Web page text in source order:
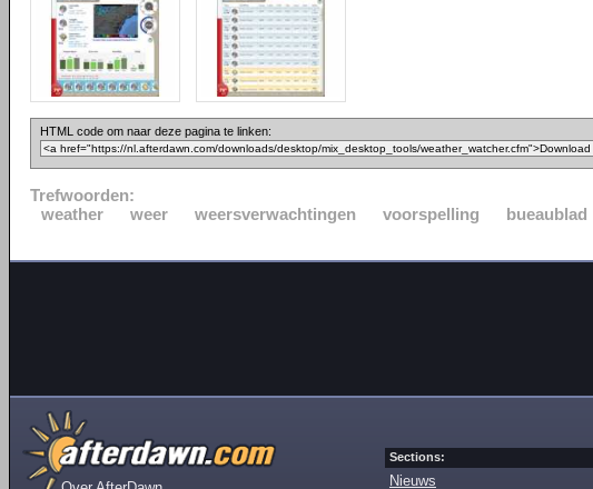
HTML code om naar deze pagina te linken:
Trefwoorden:
weather
weer weersverwachtingen voorspelling bueaublad
Sections:
Nieuws